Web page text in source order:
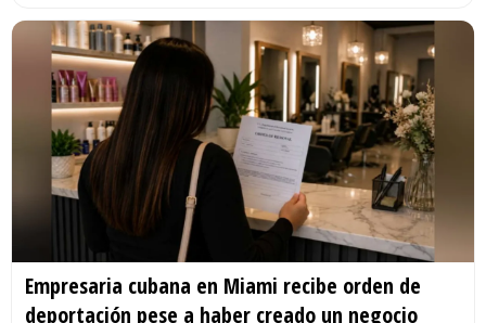
Empresaria cubana en Miami recibe orden de
deportación pese a haber creado un negocio